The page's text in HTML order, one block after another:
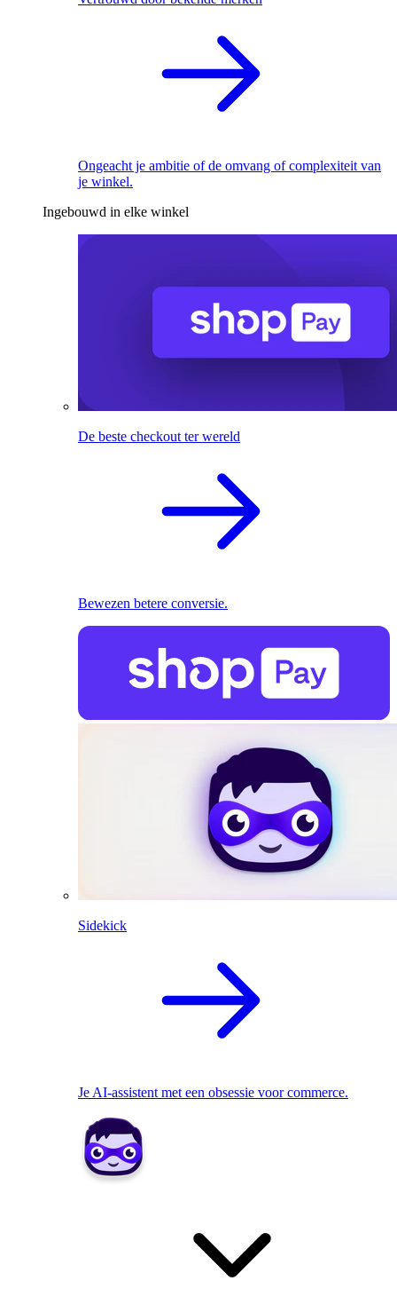
Ongeacht je ambitie of de omvang of complexiteit van
je winkel.
Ingebouwd in elke winkel
De beste checkout ter wereld
Bewezen betere conversie.
Sidekick
Je AI-assistent met een obsessie voor commerce.